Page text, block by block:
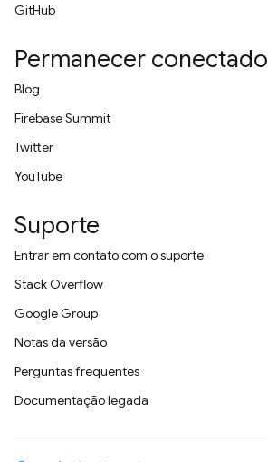
GitHub
Permanecer conectado
Blog
Firebase Summit
Twitter
YouTube
Suporte
Entrar em contato com o suporte
Stack Overflow
Google Group
Notas da versão
Perguntas frequentes
Documentação legada